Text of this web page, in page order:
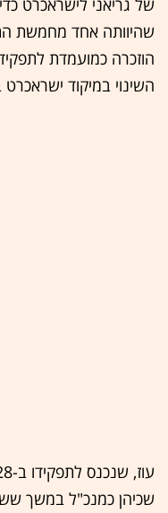
של גריאני לישראכרט
שהיוותה אחד מחמשת
הוזכרה כמועמדת
השינוי במיקוד
שכיהן כמנכ"ל במשך